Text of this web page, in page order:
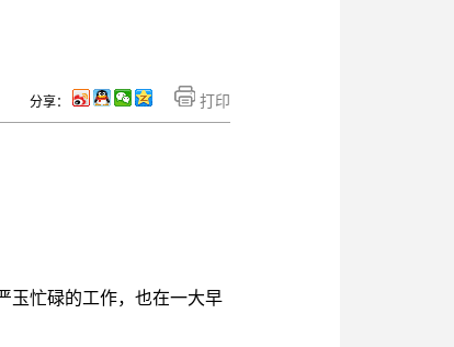
打印
分享：
玉忙碌的工作，也在一大早